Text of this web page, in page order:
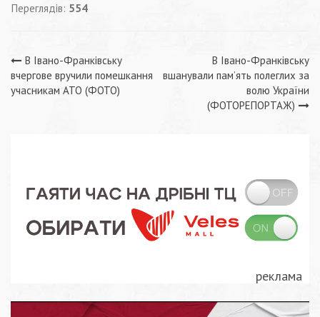
Переглядів: 554
Навігація
записів
В Івано-Франківську
вчергове вручили помешкання
учасникам АТО (ФОТО)
В Івано-Франківську
вшанували пам’ять полеглих за
волю України
(ФОТОРЕПОРТАЖ)